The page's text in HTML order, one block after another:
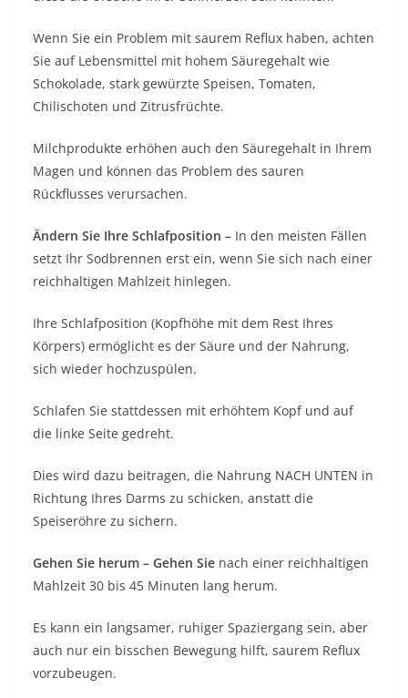
Wenn Sie ein Problem mit saurem Reflux haben, achten
Sie auf Lebensmittel mit hohem Säuregehalt wie
Schokolade, stark gewürzte Speisen, Tomaten,
Chilischoten und Zitrusfrüchte.
Milchprodukte erhöhen auch den Säuregehalt in Ihrem
Magen und können das Problem des sauren
Rückflusses verursachen.
Ändern Sie Ihre Schlafposition – In den meisten Fällen
setzt Ihr Sodbrennen erst ein, wenn Sie sich nach einer
reichhaltigen Mahlzeit hinlegen.
Ihre Schlafposition (Kopfhöhe mit dem Rest Ihres
Körpers) ermöglicht es der Säure und der Nahrung,
sich wieder hochzuspülen.
Schlafen Sie stattdessen mit erhöhtem Kopf und auf
die linke Seite gedreht.
Dies wird dazu beitragen, die Nahrung NACH UNTEN in
Richtung Ihres Darms zu schicken, anstatt die
Speiseröhre zu sichern.
Gehen Sie herum – Gehen Sie nach einer reichhaltigen
Mahlzeit 30 bis 45 Minuten lang herum.
Es kann ein langsamer, ruhiger Spaziergang sein, aber
auch nur ein bisschen Bewegung hilft, saurem Reflux
vorzubeugen.